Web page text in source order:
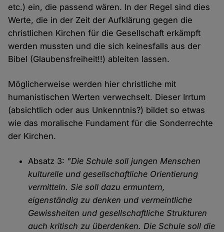
etc.) ein, die passend wären. In der Regel sind dies
Werte, die in der Zeit der Aufklärung gegen die
christlichen Kirchen für die Gesellschaft erkämpft
werden mussten und die sich keinesfalls aus der
Bibel (Glaubensfreiheit!!) ableiten lassen.
Möglicherweise werden hier christliche mit
humanistischen Werten verwechselt. Dieser Irrtum
(absichtlich oder aus Unkenntnis?) bildet so etwas
wie das moralische Fundament für die Sonderrechte
der Kirchen.
Absatz 3: "Die Schule soll jungen Menschen
kulturelle und gesellschaftliche Orientierung
vermitteln. Sie soll dazu ermuntern,
eigenständig zu denken und vermeintliche
Gewissheiten und gesellschaftliche Strukturen
auch kritisch zu überdenken. Die Schule soll die